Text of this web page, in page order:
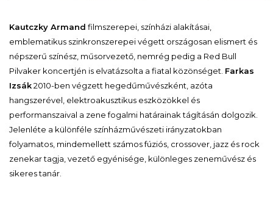
Kautczky Armand filmszerepei, színházi alakításai,
emblematikus szinkronszerepei végett országosan elismert és
népszerű színész, műsorvezető, nemrég pedig a Red Bull
Pilvaker koncertjén is elvatázsolta a fiatal közönséget. Farkas
Izsák2010-ben végzett hegedűművészként, azóta
hangszerével, elektroakusztikus eszközökkel és
performanszaival a zene fogalmi határainak tágításán dolgozik.
Jelenléte a különféle színházművészeti irányzatokban
folyamatos, mindemellett számos fúziós, crossover, jazz és rock
zenekar tagja, vezető egyénisége, különleges zeneművész és
sikeres tanár.